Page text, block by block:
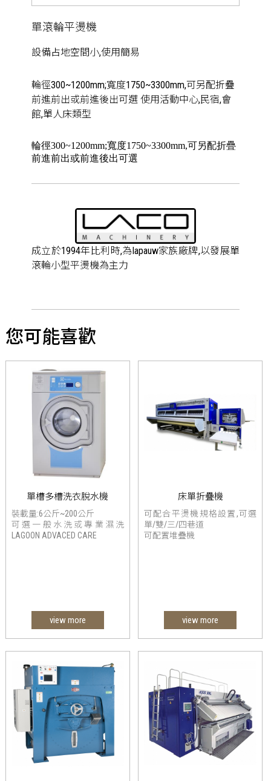
單滾輪平燙機
設備占地空間小,使用簡易
輪徑300~1200mm;寬度1750~3300mm,可另配折疊
前進前出或前進後出可選 使用活動中心,民宿,會
館,單人床類型
輪徑300~1200mm;寬度1750~3300mm,可另配折疊
前進前出或前進後出可選
成立於1994年比利時,為lapauw家族廠牌,以發展單
滾輪小型平燙機為主力
您可能喜歡
單槽多槽洗衣脫水機
裝載量:6公斤~200公斤
可選一般水洗或專業濕洗
LAGOON ADVACED CARE
view more
床單折疊機
可配合平燙機規格設置,可選
單/雙/三/四巷道
可配置堆疊機
view more